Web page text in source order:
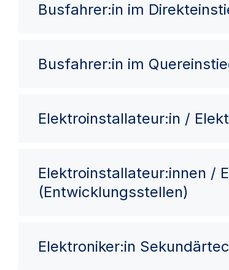
Busfahrer:in im
Busfahrer:in im
Elektroinstallateur:in /
Elektroinstallateur:innen /
(Entwicklungsstellen)
Elektroniker:in